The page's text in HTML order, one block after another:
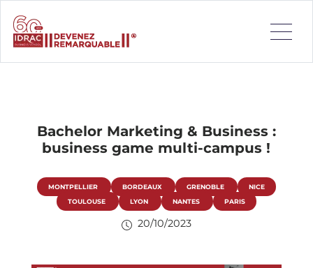
Bachelor Marketing & Business :
business game multi-campus !
MONTPELLIER BORDEAUX GRENOBLE
NICE
TOULOUSE
LYON NANTES PARIS
20/10/2023